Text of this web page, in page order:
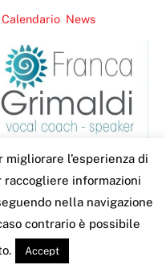
Calendario News
l’esperienza di
informazioni
nella navigazione
contrario è possibile
Accept